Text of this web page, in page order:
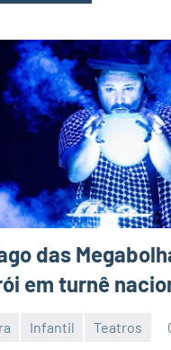
das
em turnê
Infantil Teatros